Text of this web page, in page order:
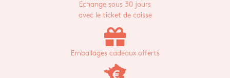
Echange sous 30 jours
avec le ticket de caisse
Emballages cadeaux offerts